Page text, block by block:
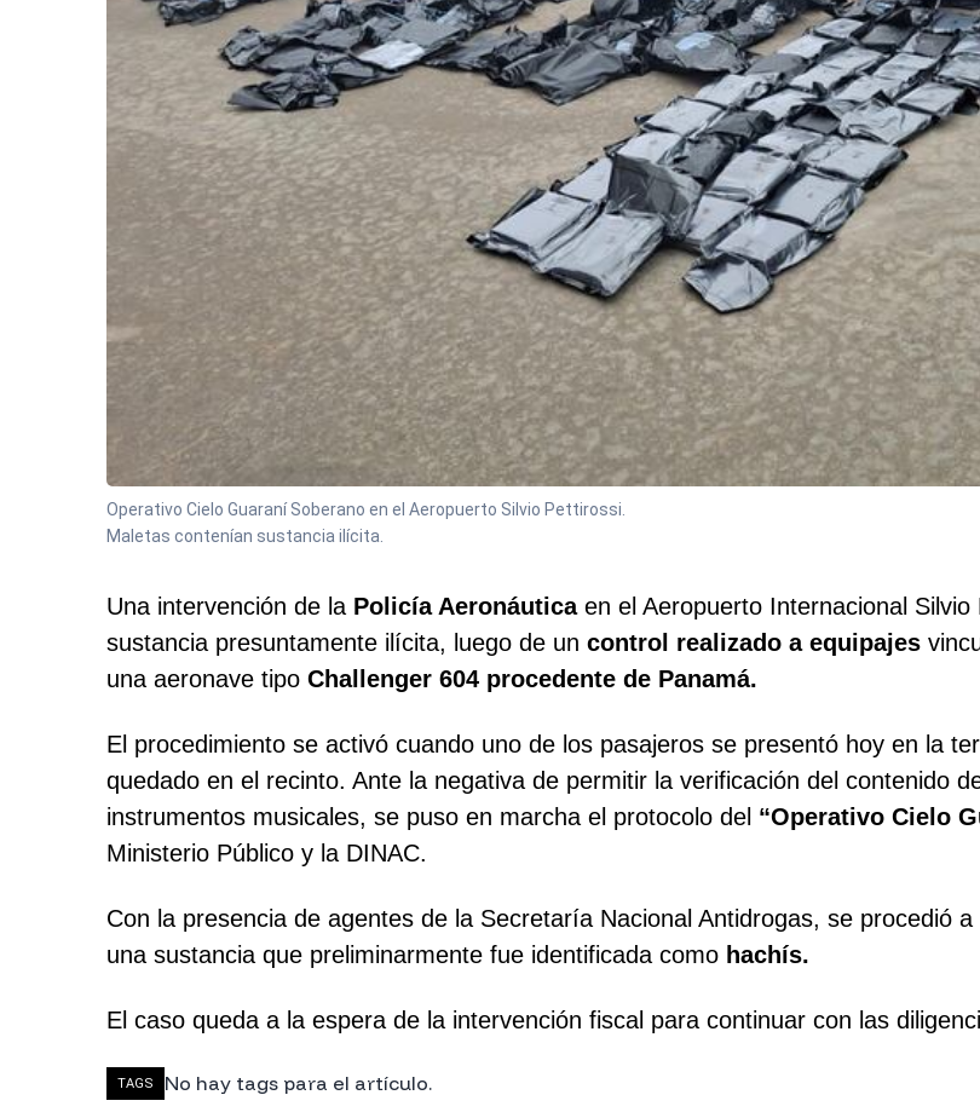
Operativo Cielo Guaraní Soberano en el Aeropuerto Silvio Pettirossi.
Maletas contenían sustancia ilícita.
Una intervención de la Policía Aeronáuticaen el Aeropuerto Internacional
sustancia presuntamente ilícita, luego de un control realizado a equipajes
una aeronave tipo Challenger 604 procedente de Panamá.
El procedimiento se activó cuando uno de los pasajeros se presentó hoy en la
quedado en el recinto. Ante la negativa de permitir la verificación del contenido
instrumentos musicales, se puso en marcha el protocolo del “Operativo Cielo
Ministerio Público y la DINAC.
Con la presencia de agentes de la Secretaría Nacional Antidrogas, se procedió a
una sustancia que preliminarmente fue identificada como hachís.
El caso queda a la espera de la intervención fiscal para continuar con las
TAGS No hay tags para el artículo.